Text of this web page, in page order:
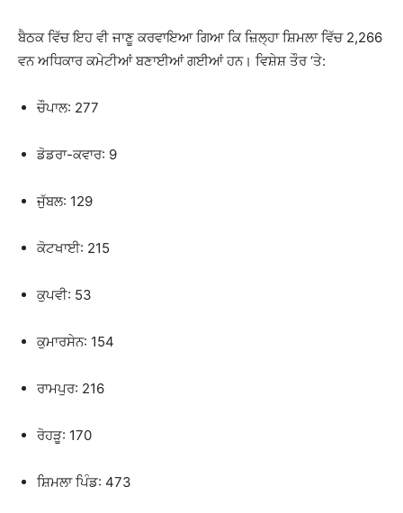
ਬੈਠਕ ਵਿੱਚ ਇਹ ਵੀ ਜਾਣੂ ਕਰਵਾਇਆ ਗਿਆ ਕਿ ਜ਼ਿਲ੍ਹਾ ਸ਼ਿਮਲਾ ਵਿੱਚ 2,266
ਵਨ ਅਧਿਕਾਰ ਕਮੇਟੀਆਂ ਬਣਾਈਆਂ ਗਈਆਂ ਹਨ। ਵਿਸ਼ੇਸ਼ ਤੌਰ ‘ਤੇ:
ਚੌਪਾਲ: 277
ਡੋਡਰਾ-ਕਵਾਰ: 9
ਜੁੱਬਲ: 129
ਕੋਟਖਾਈ: 215
ਕੁਪਵੀ: 53
ਕੁਮਾਰਸੇਨ: 154
ਰਾਮਪੁਰ: 216
ਰੋਹੜੂ: 170
ਸ਼ਿਮਲਾ ਪਿੰਡ: 473